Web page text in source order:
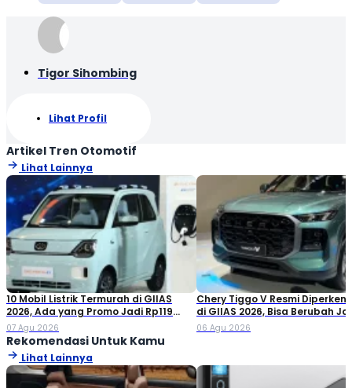
Tigor Sihombing
Lihat Profil
Artikel Tren Otomotif
Lihat Lainnya
10 Mobil Listrik Termurah di GIIAS
2026, Ada yang Promo Jadi Rp119
Jutaan!
07 Agu 2026
Chery Tiggo V Resmi
di GIIAS 2026, Bisa Berubah
Double Cabin
06 Agu 2026
Rekomendasi Untuk Kamu
Lihat Lainnya